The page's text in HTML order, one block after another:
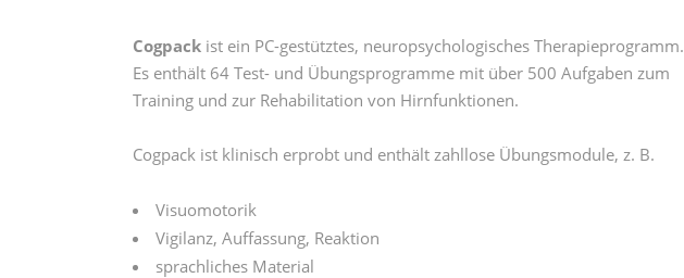
Cogpack ist ein PC-gestütztes, neuropsychologisches Therapieprogramm.
Es enthält 64 Test- und Übungsprogramme mit über 500 Aufgaben zum
Training und zur Rehabilitation von Hirnfunktionen.
Cogpack ist klinisch erprobt und enthält zahllose Übungsmodule, z. B.
Visuomotorik
Vigilanz, Auffassung, Reaktion
sprachliches Material